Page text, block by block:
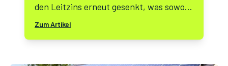
den Leitzins erneut gesenkt, was sowohl
Hauskäufer als auch
Zum Artikel